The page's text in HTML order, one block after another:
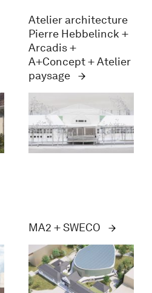
Atelier architecture
Pierre Hebbelinck +
Arcadis +
A+Concept + Atelier
paysage
MA2 + SWECO